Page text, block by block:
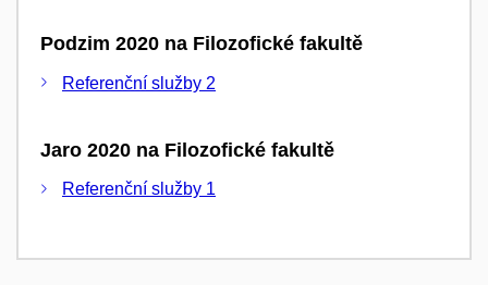
Podzim 2020 na Filozofické fakultě
Referenční služby 2
Jaro 2020 na Filozofické fakultě
Referenční služby 1